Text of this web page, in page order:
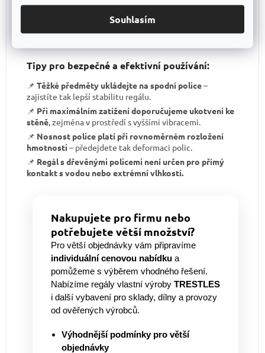
Souhlasím
S TRESTLESsi pořizujete nejenspolehlivý regál, ale i
záruku kvality a dlouhodobé dostupnosti produktů
Tipy pro bezpečné a efektivní používání:
📌 Těžké předměty ukládejte na spodní police–
zajistíte tak lepší stabilitu regálu.
📌 Při maximálním zatížení doporučujeme ukotvení ke
stěně, zejména v prostředí s vyššími vibracemi.
📌 Nosnost police platí při rovnoměrném rozložení
hmotnosti – předejdete tak deformaci polic.
📌 Regál s dřevěnými policemi není určen pro přímý
kontakt s vodou nebo extrémní vlhkostí.
Nakupujete pro firmu nebo
potřebujete větší množství?
Pro větší objednávky vám připravíme
individuální cenovou nabídku a
pomůžeme s výběrem vhodného řešení.
Nabízíme regály vlastní výroby TRESTLES
i další vybavení pro sklady, dílny a provozy
od ověřených výrobců.
Výhodnější podmínky pro větší
objednávky